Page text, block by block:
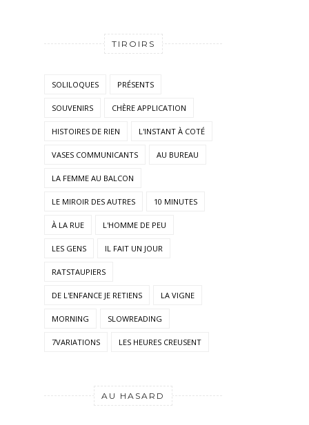
TIROIRS
SOLILOQUES PRÉSENTS
SOUVENIRS CHÈRE APPLICATION
HISTOIRES DE RIEN L'INSTANT À COTÉ
VASES COMMUNICANTS AU BUREAU
LA FEMME AU BALCON
LE MIROIR DES AUTRES 10 MINUTES
À LA RUE L'HOMME DE PEU
LES GENS IL FAIT UN JOUR
RATSTAUPIERS
DE L'ENFANCE JE RETIENS LA VIGNE
MORNING SLOWREADING
7VARIATIONS LES HEURES CREUSENT
AU HASARD